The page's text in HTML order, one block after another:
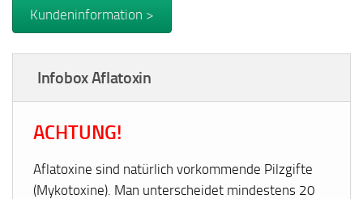
Kundeninformation >
Infobox Aflatoxin
ACHTUNG!
Aflatoxine sind natürlich vorkommende Pilzgifte
(Mykotoxine). Man unterscheidet mindestens 20